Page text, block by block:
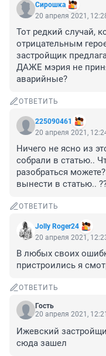
Сирошка
20 апреля 2021,
Тот редкий случай,
отрицательным
застройщик
ДАЖЕ мэрия не
аварийные?
ОТВЕТИТЬ
225090461
20 апреля 2021,
Ничего не ясно из
собрали в статью..
разобраться
вынести в статью..
ОТВЕТИТЬ
Jolly Roger24
20 апреля 2021,
В любых своих
пристроились я
ОТВЕТИТЬ
Гость
20 апреля 2021, 12:21
Ижевский
сюда зашел